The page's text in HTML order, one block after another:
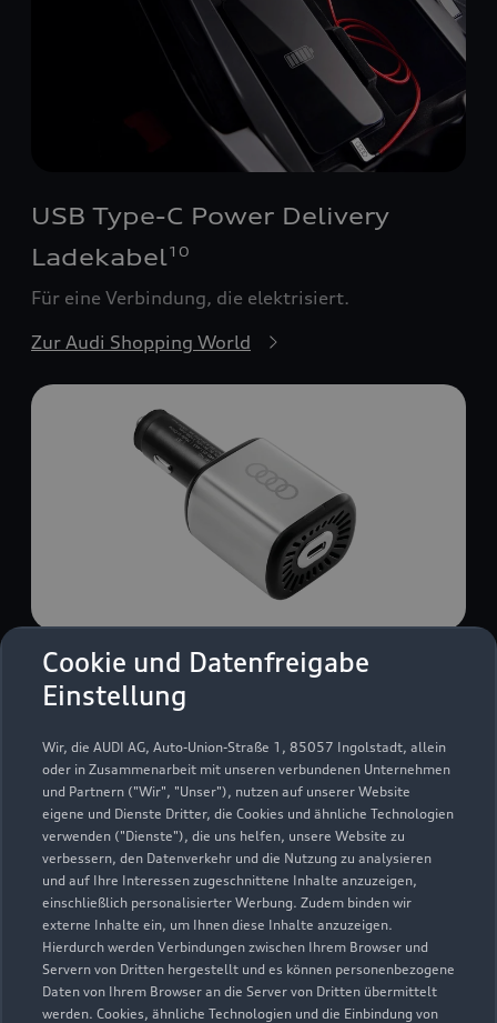
Cookie und Datenfreigabe
Einstellung
Wir, die AUDI AG, Auto-Union-Straße 1, 85057 Ingolstadt, allein
oder in Zusammenarbeit mit unseren verbundenen Unternehmen
und Partnern ("Wir", "Unser"), nutzen auf unserer Website
eigene und Dienste Dritter, die Cookies und ähnliche Technologien
verwenden ("Dienste"), die uns helfen, unsere Website zu
verbessern, den Datenverkehr und die Nutzung zu analysieren
und auf Ihre Interessen zugeschnittene Inhalte anzuzeigen,
einschließlich personalisierter Werbung. Zudem binden wir
externe Inhalte ein, um Ihnen diese Inhalte anzuzeigen.
Hierdurch werden Verbindungen zwischen Ihrem Browser und
Servern von Dritten hergestellt und es können personenbezogene
Daten von Ihrem Browser an die Server von Dritten übermittelt
werden. Cookies, ähnliche Technologien und die Einbindung von
USB Type-C Power Delivery
Ladekabel10
Für eine Verbindung, die elektrisiert.
Zur Audi Shopping World
USB Power-Ladegerät
USB Power-Ladegerät für schnelles und
komfortables Laden von Mobiltelefonen, Tablets
oder Laptops.
Zur Audi Shopping World